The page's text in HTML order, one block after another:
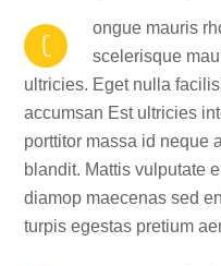
C
ongue mauris
scelerisque
ultricies. Eget nulla
accumsan Est ultricies
porttitor massa id neque
blandit. Mattis vulputate
diamop maecenas sed
turpis egestas pretium